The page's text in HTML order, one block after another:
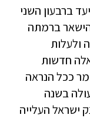
ברבעון השני
להישאר ברמתה
ולעלות
השני של 2018" – ואלה חדשות
ככל הנראה
בשנה
ישראל העלייה